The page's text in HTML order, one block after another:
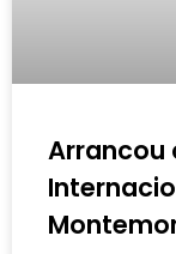
Arrancou